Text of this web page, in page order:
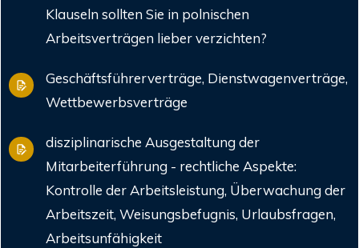
Klauseln sollten Sie in polnischen
Arbeitsverträgen lieber verzichten?
Geschäftsführerverträge, Dienstwagenverträge,
Wettbewerbsverträge
disziplinarische Ausgestaltung der
Mitarbeiterführung - rechtliche Aspekte:
Kontrolle der Arbeitsleistung, Überwachung der
Arbeitszeit, Weisungsbefugnis, Urlaubsfragen,
Arbeitsunfähigkeit